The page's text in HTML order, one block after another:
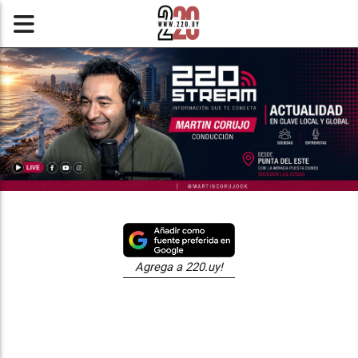
Agrega a 220.uy!